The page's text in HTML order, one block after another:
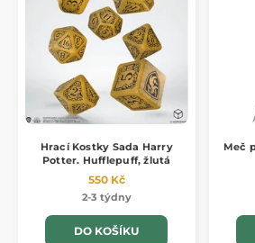
Hrací Kostky Sada Harry
Potter. Hufflepuff, žlutá
550 Kč
2-3 týdny
DO KOŠÍKU
Meč